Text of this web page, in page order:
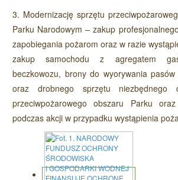
3. Modernizację sprzętu
Parku Narodowym – zakup
zapobiegania pożarom oraz w razie
zakup samochodu z agregatem
beczkowozu, brony do wyorywania pasów
oraz drobnego sprzętu niezbędnego
przeciwpożarowego obszaru Parku oraz
podczas akcji w przypadku wystąpienia